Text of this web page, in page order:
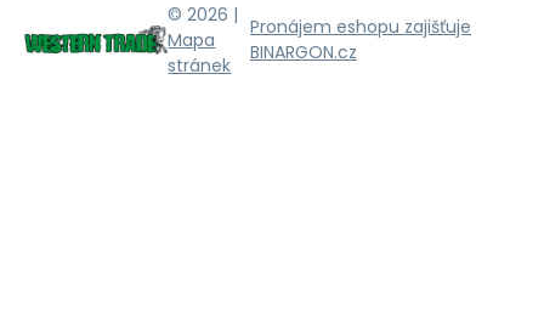
© 2026 |
Mapa
stránek
Pronájem eshopu zajišťuje
BINARGON.cz